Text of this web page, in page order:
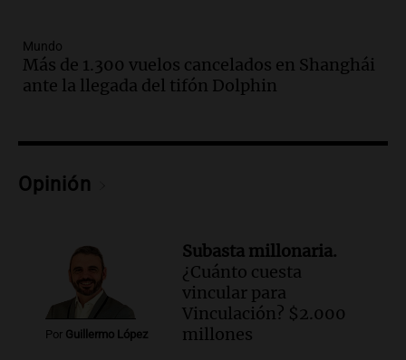
Audio.
Una nutricionista derribó el mito
del desayuno ideal: qué alimentos
conviene priorizar
Audio.Mateo, a los 25 años, lucha
contra el tiempo: necesita un trasplante
para poder seguir viviend
Una mañana para todos
Mundo
Más de 1.300 vuelos cancelados en Shanghái
ante la llegada del tifón Dolphin
Opinión
Por Guillermo López
Subasta millonaria.
¿Cuánto cuesta
vincular para
Vinculación? $2.000
millones